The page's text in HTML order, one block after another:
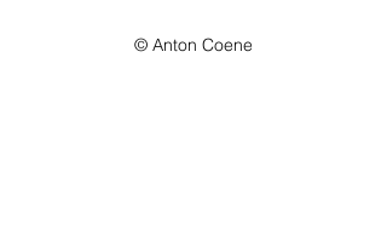
© Anton Coene